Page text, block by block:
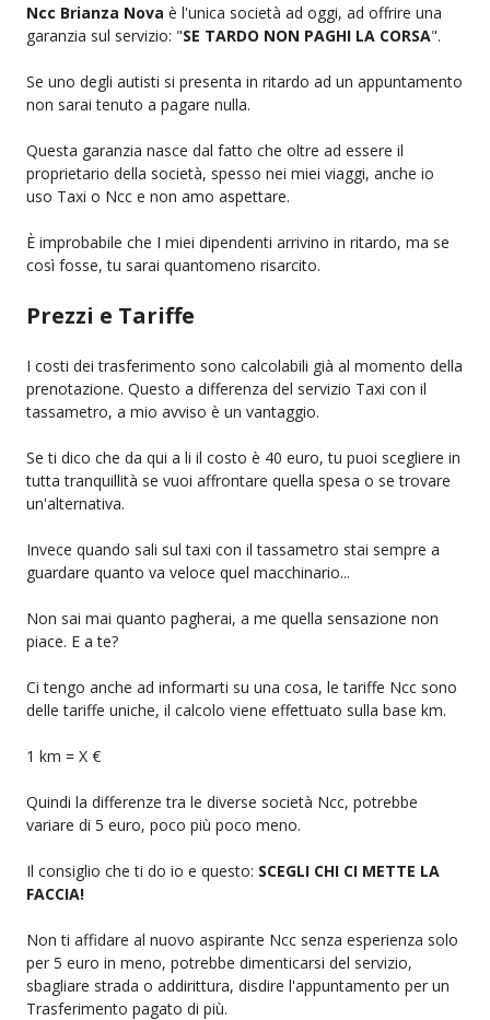
Ncc Brianza Nova è l'unica società ad oggi, ad offrire una
garanzia sul servizio: "SE TARDO NON PAGHI LA CORSA".
Se uno degli autisti si presenta in ritardo ad un appuntamento
non sarai tenuto a pagare nulla.
Questa garanzia nasce dal fatto che oltre ad essere il
proprietario della società, spesso nei miei viaggi, anche io
uso Taxi o Ncc e non amo aspettare.
È improbabile che I miei dipendenti arrivino in ritardo, ma se
così fosse, tu sarai quantomeno risarcito.
Prezzi e Tariffe
I costi dei trasferimento sono calcolabili già al momento della
prenotazione. Questo a differenza del servizio Taxi con il
tassametro, a mio avviso è un vantaggio.
Se ti dico che da qui a li il costo è 40 euro, tu puoi scegliere in
tutta tranquillità se vuoi affrontare quella spesa o se trovare
un'alternativa.
Invece quando sali sul taxi con il tassametro stai sempre a
guardare quanto va veloce quel macchinario...
Non sai mai quanto pagherai, a me quella sensazione non
piace. E a te?
Ci tengo anche ad informarti su una cosa, le tariffe Ncc sono
delle tariffe uniche, il calcolo viene effettuato sulla base km.
1 km = X €
Quindi la differenze tra le diverse società Ncc, potrebbe
variare di 5 euro, poco più poco meno.
Il consiglio che ti do io e questo: SCEGLI CHI CI METTE LA
FACCIA!
Non ti affidare al nuovo aspirante Ncc senza esperienza solo
per 5 euro in meno, potrebbe dimenticarsi del servizio,
sbagliare strada o addirittura, disdire l'appuntamento per un
Trasferimento pagato di più.